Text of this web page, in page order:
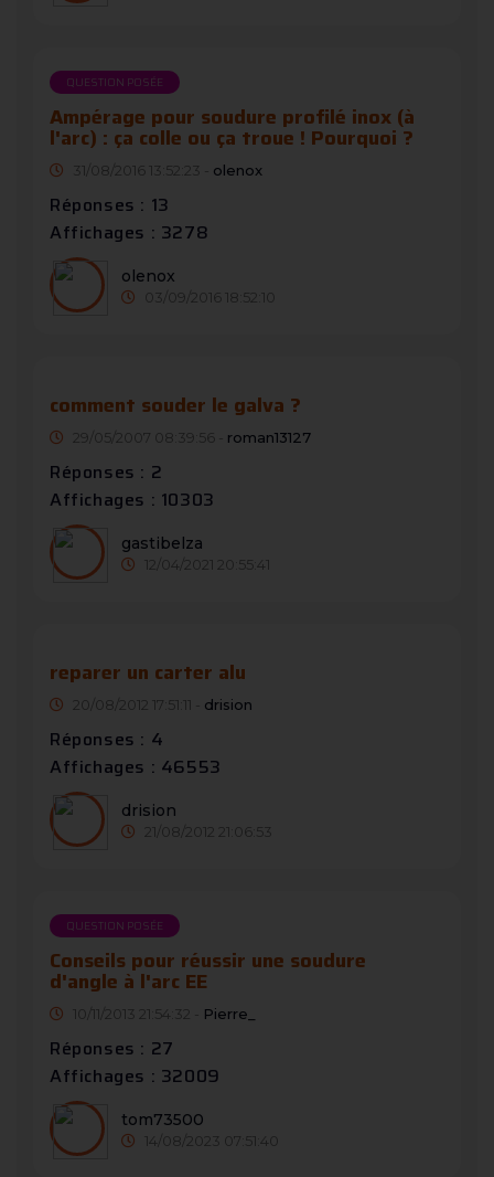
QUESTION POSÉE
Ampérage pour soudure profilé inox (à
l'arc) : ça colle ou ça troue ! Pourquoi ?
31/08/2016 13:52:23 - olenox
Réponses : 13
Affichages : 3278
olenox
03/09/2016 18:52:10
comment souder le galva ?
29/05/2007 08:39:56 - roman13127
Réponses : 2
Affichages : 10303
gastibelza
12/04/2021 20:55:41
reparer un carter alu
20/08/2012 17:51:11 - drision
Réponses : 4
Affichages : 46553
drision
21/08/2012 21:06:53
QUESTION POSÉE
Conseils pour réussir une soudure
d'angle à l'arc EE
10/11/2013 21:54:32 - Pierre_
Réponses : 27
Affichages : 32009
tom73500
14/08/2023 07:51:40